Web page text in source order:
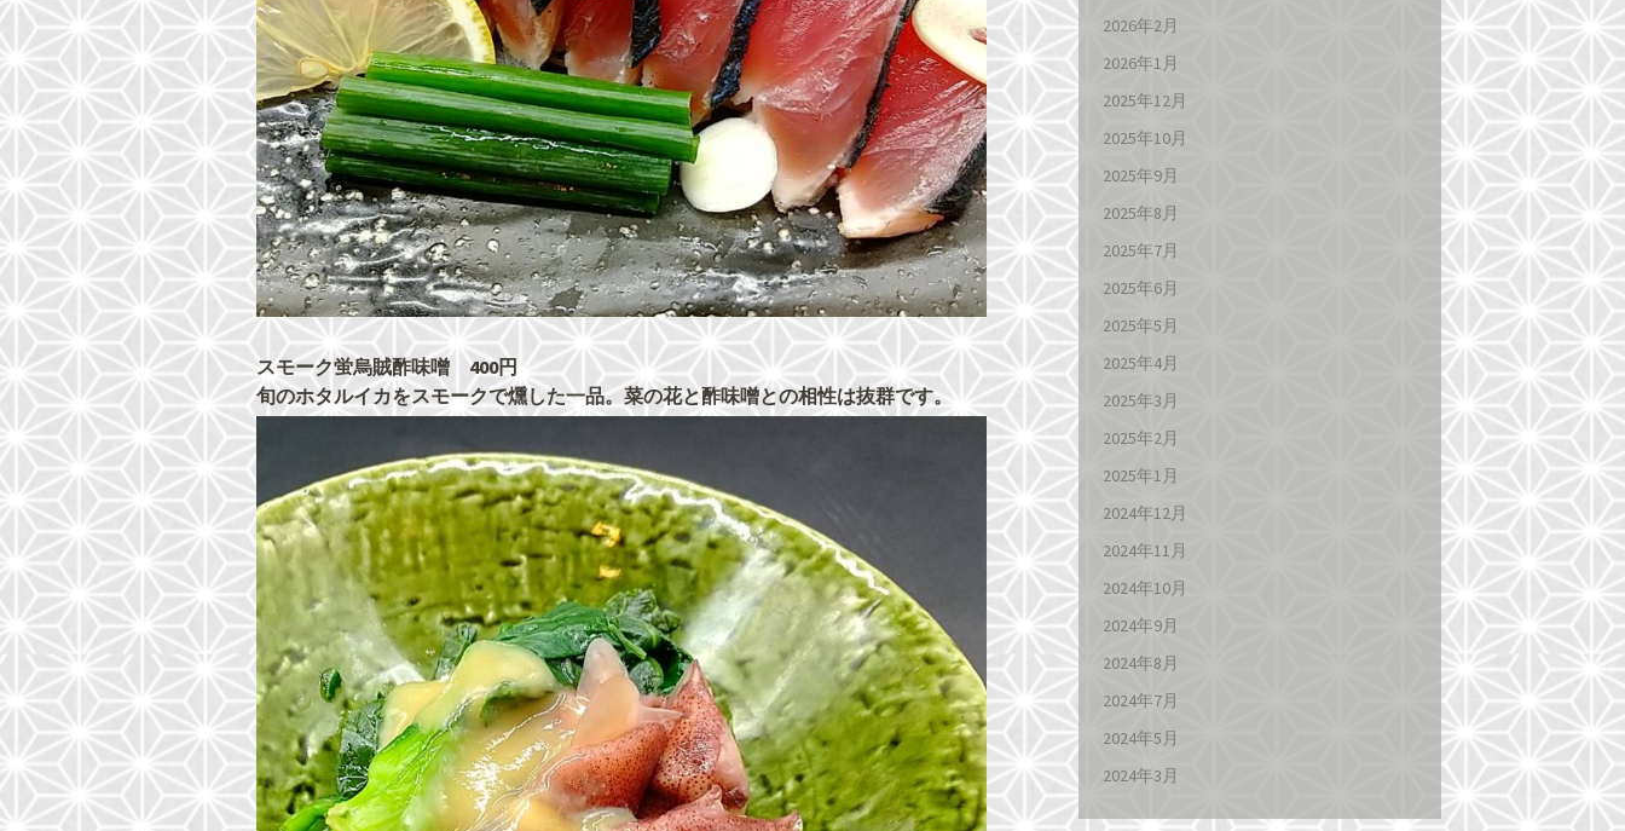
スモーク蛍烏賊酢味噌 400円
旬のホタルイカをスモークで燻した一品。菜の花と酢味噌との相性は抜群です。
2026年2月
2026年1月
2025年12月
2025年10月
2025年9月
2025年8月
2025年7月
2025年6月
2025年5月
2025年4月
2025年3月
2025年2月
2025年1月
2024年12月
2024年11月
2024年10月
2024年9月
2024年8月
2024年7月
2024年5月
2024年3月